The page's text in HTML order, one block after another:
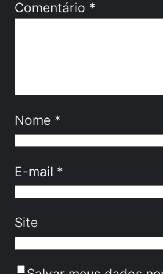
Comentário *
Nome *
E-mail *
Site